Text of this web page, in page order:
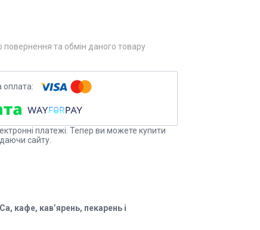
та обмін даного товару
платежі. Тепер ви можете купити
сайту.
кафе, кав’ярень, пекарень і